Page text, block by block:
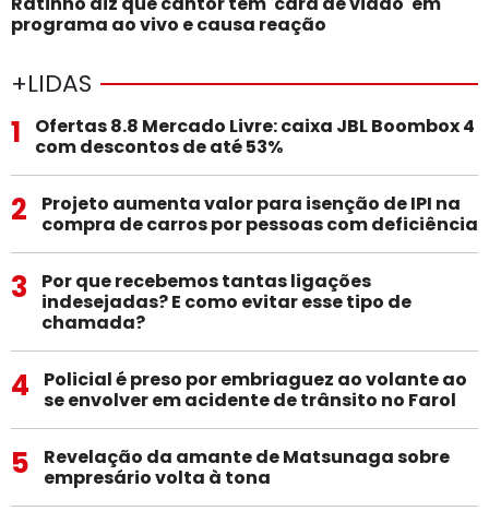
programa ao vivo e causa reação
+LIDAS
1
Ofertas 8.8 Mercado Livre: caixa JBL Boombox 4
com descontos de até 53%
2
Projeto aumenta valor para isenção de IPI na
compra de carros por pessoas com deficiência
3
Por que recebemos tantas ligações
indesejadas? E como evitar esse tipo de
chamada?
4
Policial é preso por embriaguez ao volante ao
se envolver em acidente de trânsito no Farol
5
Revelação da amante de Matsunaga sobre
empresário volta à tona